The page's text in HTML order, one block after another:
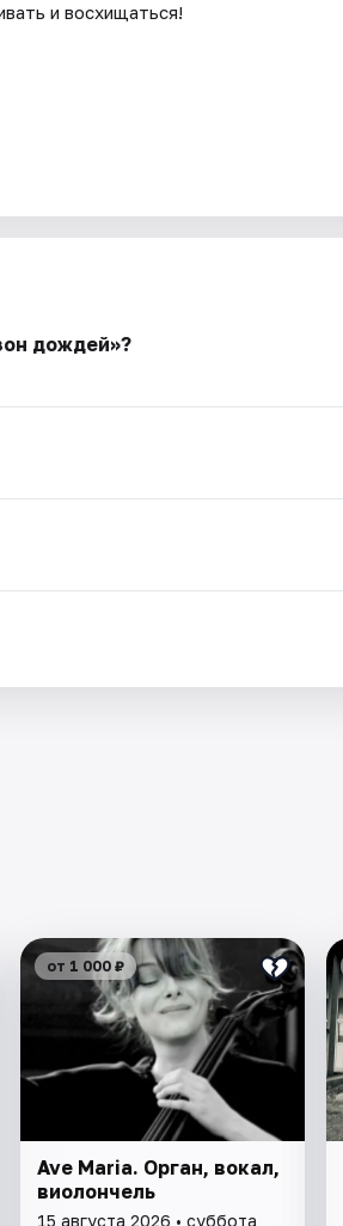
и восхищаться!
дождей»?
от 1 000 ₽
Ave Maria. Орган, вокал,
виолончель
15 августа 2026 • суббота